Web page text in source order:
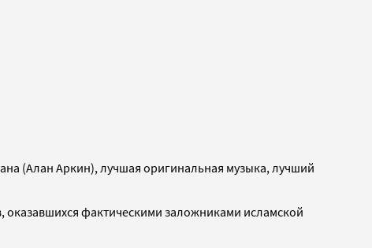
(Алан Аркин), лучшая оригинальная музыка, лучший
фактическими заложниками исламской